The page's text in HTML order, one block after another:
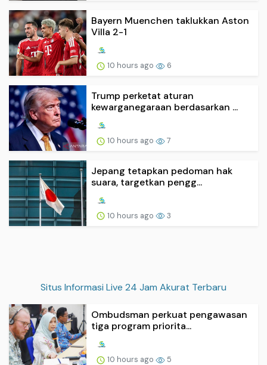
Bayern Muenchen taklukkan Aston
Villa 2-1
10 hours ago 6
Trump perketat aturan
kewarganegaraan berdasarkan ...
10 hours ago 7
Jepang tetapkan pedoman hak
suara, targetkan pengg...
10 hours ago 3
Situs Informasi Live 24 Jam Akurat Terbaru
Ombudsman perkuat pengawasan
tiga program priorita...
10 hours ago 5